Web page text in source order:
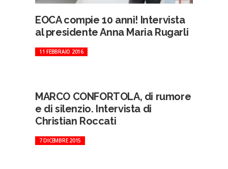
EOCA compie 10 anni! Intervista
al presidente Anna Maria Rugarli
11 FEBBRAIO 2016
MARCO CONFORTOLA, di rumore
e di silenzio. Intervista di
Christian Roccati
7 DICEMBRE 2015